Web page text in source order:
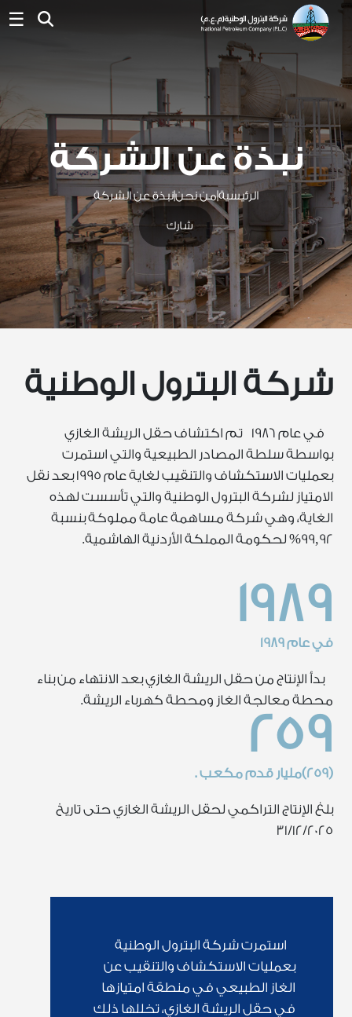
☰
نبذة عن الشركة
الرئيسية|من نحن|نبذة عن الشركة
شارك
شركة البترول الوطنية
في عام 1986 تم اكتشاف حقل الريشة الغازي
بواسطة سلطة المصادر الطبيعية والتي استمرت
بعمليات الاستكشاف والتنقيب لغاية عام 1995 بعد نقل
الامتياز لشركة البترول الوطنية والتي تأسست لهذه
الغاية، وهي شركة مساهمة عامة مملوكة بنسبة
99,92% لحكومة المملكة الأردنية الهاشمية.
1989
في عام 1989
بدأ الإنتاج من حقل الريشة الغازي بعد الانتهاء من بناء
محطة معالجة الغاز ومحطة كهرباء الريشة.
259
(259)مليار قدم مكعب .
بلغ الإنتاج التراكمي لحقل الريشة الغازي حتى تاريخ
31/12/2025
استمرت شركة البترول الوطنية
بعمليات الاستكشاف والتنقيب عن
الغاز الطبيعي في منطقة امتيازها
في حقل الريشة الغازي، تخللها ذلك